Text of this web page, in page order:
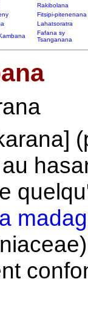
Rakibolana
Fitsipi-pitenenana
Lahatsoratra
Fafana sy
Tsanganana